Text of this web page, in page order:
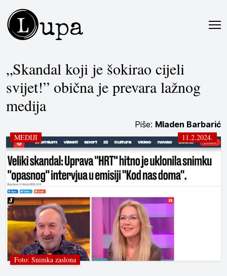
Lupa
„Skandal koji je šokirao cijeli
svijet!” obična je prevara lažnog
medija
Piše: Mladen Barbarić
MEDIJI 11.2.2024.
Foto: Snimka zaslona